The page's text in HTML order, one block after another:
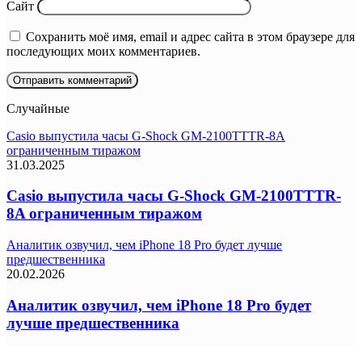
Сайт
Сохранить моё имя, email и адрес сайта в этом браузере для
последующих моих комментариев.
Случайные
Casio выпустила часы G-Shock GM-2100TTTR-8A
ограниченным тиражом
31.03.2025
Casio выпустила часы G-Shock GM-2100TTTR-
8A ограниченным тиражом
Аналитик озвучил, чем iPhone 18 Pro будет лучше
предшественника
20.02.2026
Аналитик озвучил, чем iPhone 18 Pro будет
лучше предшественника